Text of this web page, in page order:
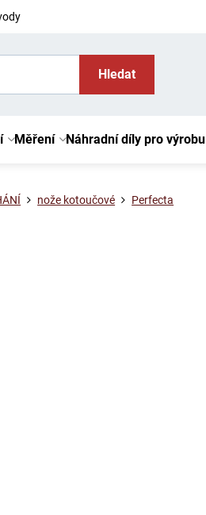
Hledat
Měření Náhradní díly pro výrobu
nože kotoučové Perfecta